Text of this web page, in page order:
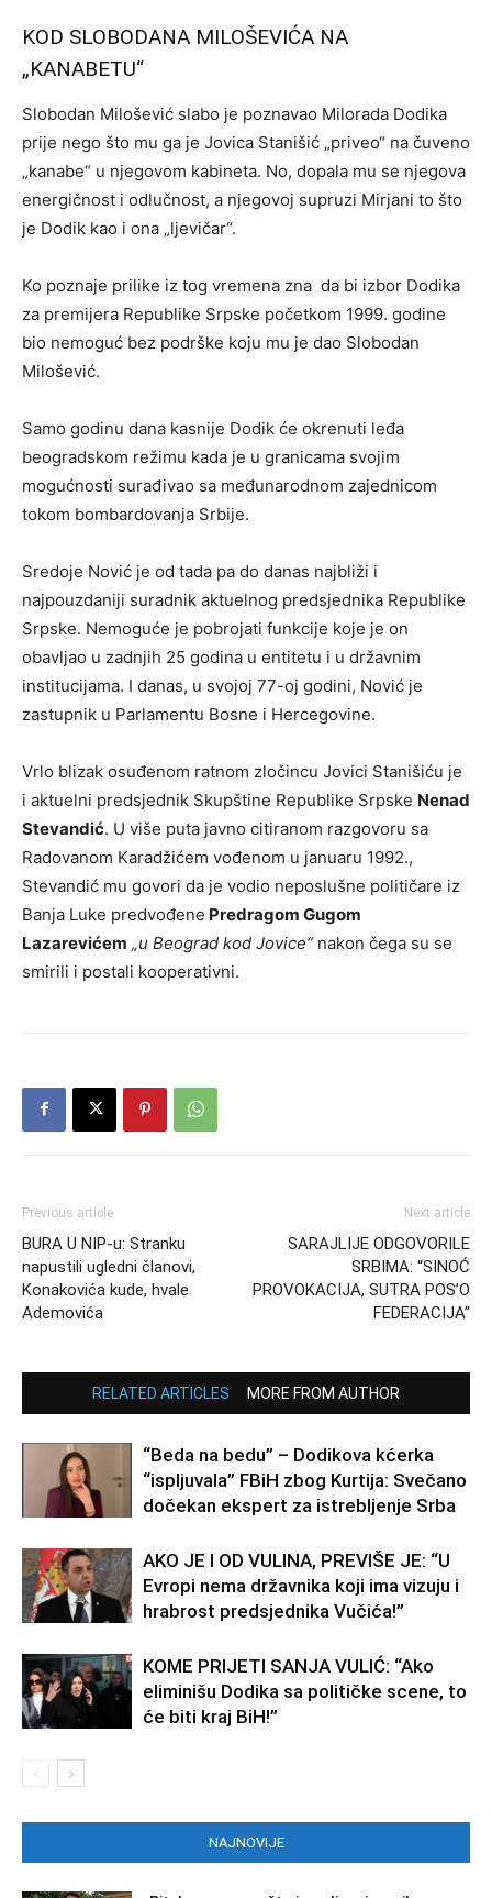
KOD SLOBODANA MILOŠEVIĆA NA
„KANABETU“
Slobodan Milošević slabo je poznavao Milorada Dodika
prije nego što mu ga je Jovica Stanišić „priveo“ na čuveno
„kanabe“ u njegovom kabineta. No, dopala mu se njegova
energičnost i odlučnost, a njegovoj supruzi Mirjani to što
je Dodik kao i ona „ljevičar“.
Ko poznaje prilike iz tog vremena zna da bi izbor Dodika
za premijera Republike Srpske početkom 1999. godine
bio nemoguć bez podrške koju mu je dao Slobodan
Milošević.
Samo godinu dana kasnije Dodik će okrenuti leđa
beogradskom režimu kada je u granicama svojim
mogućnosti surađivao sa međunarodnom zajednicom
tokom bombardovanja Srbije.
Sredoje Nović je od tada pa do danas najbliži i
najpouzdaniji suradnik aktuelnog predsjednika Republike
Srpske. Nemoguće je pobrojati funkcije koje je on
obavljao u zadnjih 25 godina u entitetu i u državnim
institucijama. I danas, u svojoj 77-oj godini, Nović je
zastupnik u Parlamentu Bosne i Hercegovine.
Vrlo blizak osuđenom ratnom zločincu Jovici Stanišiću je
i aktuelni predsjednik Skupštine Republike Srpske Nenad
Stevandić. U više puta javno citiranom razgovoru sa
Radovanom Karadžićem vođenom u januaru 1992.,
Stevandić mu govori da je vodio neposlušne političare iz
Banja Luke predvođene Predragom Gugom
Lazarevićem „u Beograd kod Jovice“nakon čega su se
smirili i postali kooperativni.
Previous article
BURA U NIP-u: Stranku
napustili ugledni članovi,
Konakovića kude, hvale
Ademovića
Next article
SARAJLIJE ODGOVORILE
SRBIMA: “SINOĆ
PROVOKACIJA, SUTRA POS’O
FEDERACIJA”
RELATED ARTICLES MORE FROM AUTHOR
“Beda na bedu” – Dodikova kćerka
“ispljuvala” FBiH zbog Kurtija: Svečano
dočekan ekspert za istrebljenje Srba
AKO JE I OD VULINA, PREVIŠE JE: “U
Evropi nema državnika koji ima vizuju i
hrabrost predsjednika Vučića!”
KOME PRIJETI SANJA VULIĆ: “Ako
eliminišu Dodika sa političke scene, to
će biti kraj BiH!”
NAJNOVIJE